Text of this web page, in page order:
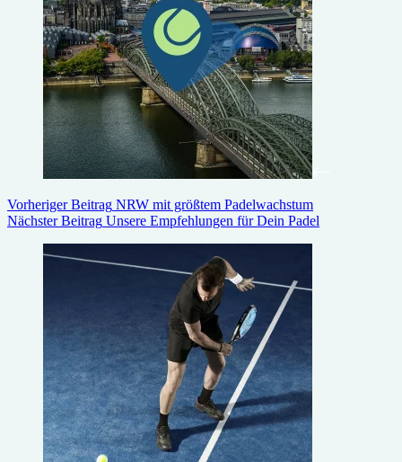
VorherigerBeitrag NRW mit größtem Padelwachstum
NächsterBeitrag Unsere Empfehlungen für Dein Padel